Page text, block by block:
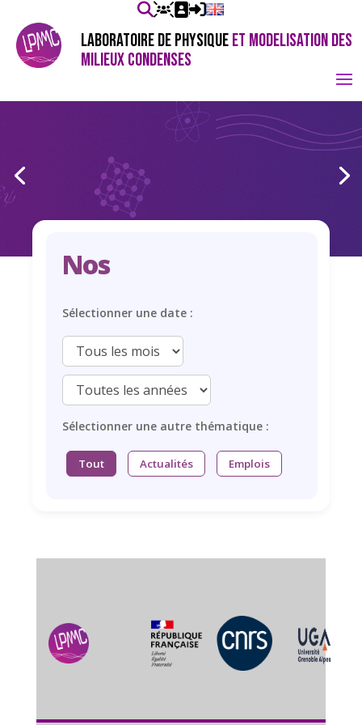
LABORATOIRE DE PHYSIQUEET MODELISATION DES
MILIEUX CONDENSES
Nos
Sélectionner une date :
Sélectionner une autre thématique :
Tout Actualités Emplois